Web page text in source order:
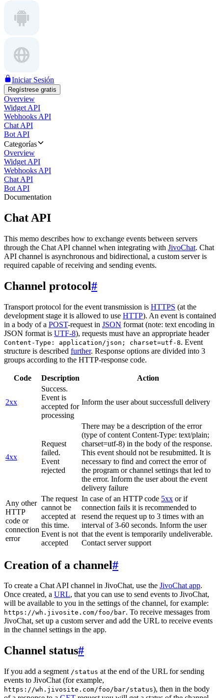
Iniciar Sesión
Regístrese gratis
Overview
Widget API
Webhooks API
Chat API
Bot API
Categorías
Overview
Widget API
Webhooks API
Chat API
Bot API
Documentation
Chat API
This memo describes how to exchange events between servers
through the Chat API channel when integrating with JivoChat. Chat
API channel is asynchronous and bidirectional, a custom server is
required capable of receiving and sending events.
Channel protocol#
Transport protocol for the event transmission is HTTPS (at the
development stage it is allowed to use HTTP). An event is contained
in a body of a POST-request in JSON format (note: text encoding in
JSON format is UTF-8), requests must have an appropriate header
Content-Type: application/json; charset=utf-8. Event
structure is described further. Response options are divided into 3
groups according to the HTTP-response code.
Code Description Action
2xx
Success.
Event is
accepted for
processing
Inform the user about successfull delivery
4xx
Request
failed.
Event
rejected
There may be a description of the error
(type of content Content-Type: text/plain;
charset=utf-8) in the body of the response.
This event should not be resubmitted. It is
necessary to find and correct the error of
the program or channel settings that led to
the error. Inform the user about the event
delivery failure
Any other
HTTP
code or
connection
error
The request
cannot be
accepted at
this time.
Event is not
accepted
In case of an HTTP code 5xx or if
connection fails it is recommended to
resend the request up to 3 times with an
interval of 3-60 seconds. Inform the user
that the event is temporarily undeliverable.
Contact server support
Creation of a channel#
To create a Chat API channel in JivoChat, use the JivoChat app.
Once created, a URL, that you can use to send events to JivoChat,
will be available to you in the settings of the channel, for example:
https://wh.jivosite.com/foo/bar. To receive messages from
JivoChat, set up a custom server and add the URL to receive events
in the channel settings in the app.
Channel status#
If you add a segment /status at the end of the URL for sending
events to JivoChat (for example,
https://wh.jivosite.com/foo/bar/status), then in the body